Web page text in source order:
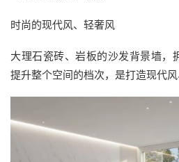
时尚的现代风、轻奢风
大理石瓷砖、岩板的沙发背景墙，
提升整个空间的档次，是打造现代风